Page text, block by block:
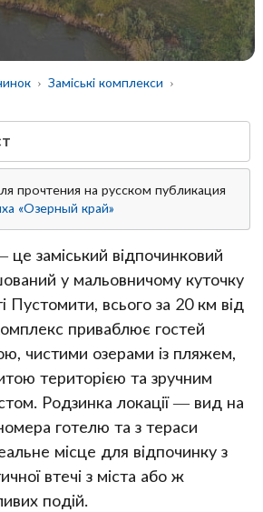
Заміські комплекси
прочтения на русском публикация
«Озерный край»
заміський відпочинковий
у мальовничому куточку
Пустомити, всього за 20 км від
приваблює гостей
чистими озерами із пляжем,
територією та зручним
Родзинка локації — вид на
готелю та з тераси
місце для відпочинку з
втечі з міста або ж
подій.